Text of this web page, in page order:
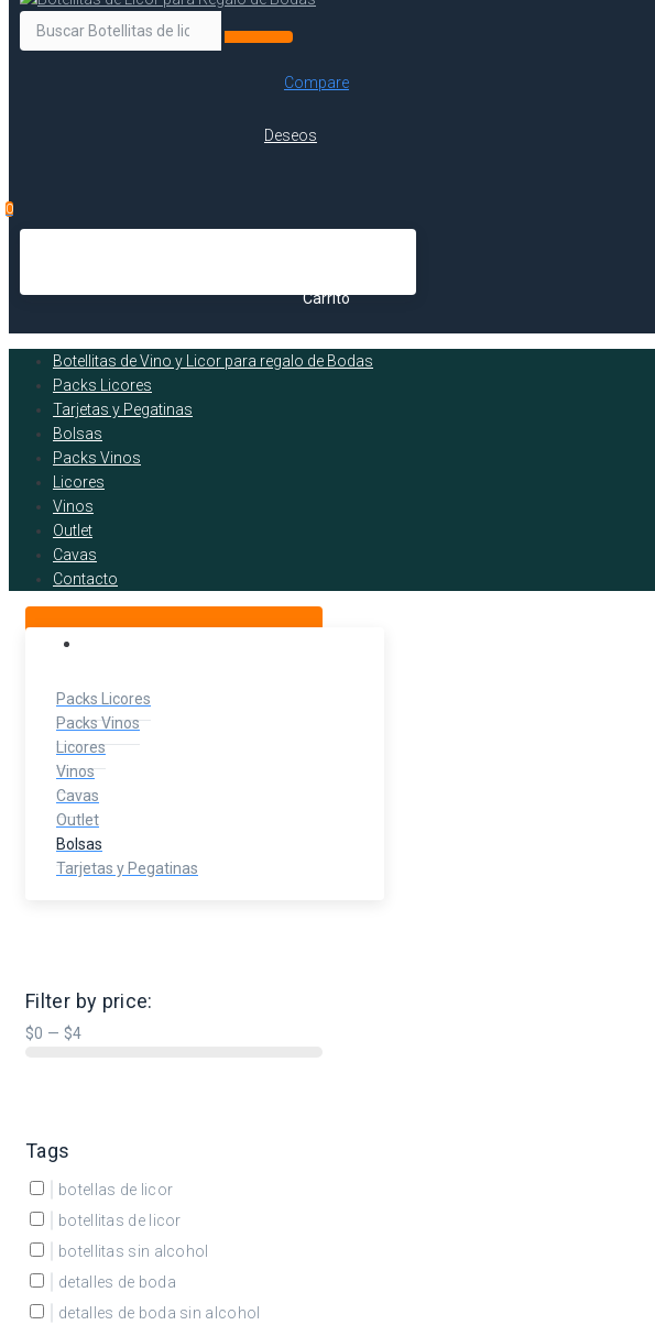
Compare
Deseos
0
Carrito
Botellitas de Vino y Licor para regalo de Bodas
Packs Licores
Tarjetas y Pegatinas
Bolsas
Packs Vinos
Licores
Vinos
Outlet
Cavas
Contacto
Packs Licores
Packs Vinos
Licores
Vinos
Cavas
Outlet
Bolsas
Tarjetas y Pegatinas
Filter by price:
$0 — $4
Tags
botellas de licor
botellitas de licor
botellitas sin alcohol
detalles de boda
detalles de boda sin alcohol